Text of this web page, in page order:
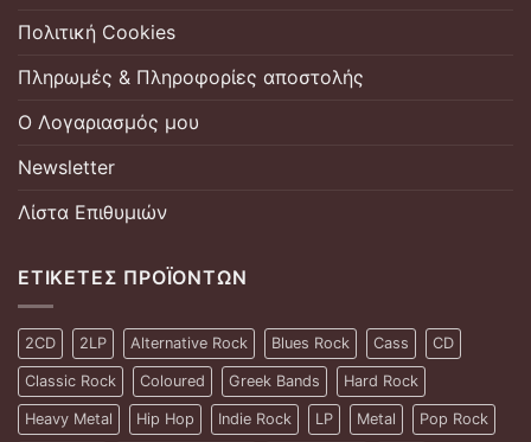
Πολιτική Cookies
Πληρωμές & Πληροφορίες αποστολής
Ο Λογαριασμός μου
Newsletter
Λίστα Επιθυμιών
ΕΤΙΚΈΤΕΣ ΠΡΟΪΌΝΤΩΝ
2CD 2LP Alternative Rock Blues Rock Cass CD
Classic Rock Coloured Greek Bands Hard Rock
Heavy Metal Hip Hop Indie Rock LP Metal Pop Rock